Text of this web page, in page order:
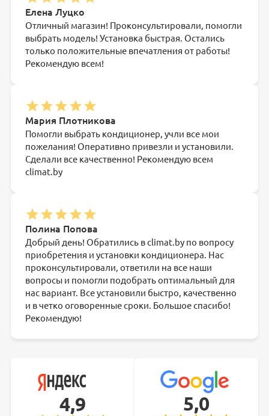
Елена Луцко
Отличный магазин! Проконсультировали, помогли
выбрать модель! Установка быстрая. Остались
только положительные впечатления от работы!
Рекомендую всем!
Мария Плотникова
Помогли выбрать кондиционер, учли все мои
пожелания! Оперативно привезли и установили.
Сделали все качественно! Рекомендую всем
climat.by
Полина Попова
Добрый день! Обратились в climat.by по вопросу
приобретения и установки кондиционера. Нас
проконсультировали, ответили на все наши
вопросы и помогли подобрать оптимальный для
нас вариант. Все установили быстро, качественно
и в четко оговоренные сроки. Большое спасибо!
Рекомендую!
4,9 5,0